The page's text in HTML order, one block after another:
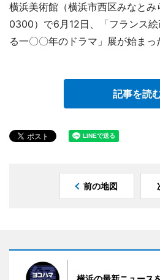
横浜美術館（横浜市西区みなと
0300）で6月12日、「フランス
る一〇〇年のドラマ」展が始まっ
記事を読
前の地図